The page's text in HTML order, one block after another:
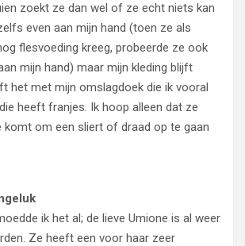
zoekt ze dan wel of ze echt niets kan
even aan mijn hand (toen ze als
flesvoeding kreeg, probeerde ze ook
mijn hand) maar mijn kleding blijft
het met mijn omslagdoek die ik vooral
heeft franjes. Ik hoop alleen dat ze
komt om een sliert of draad op te gaan
ik het al; de lieve Umione is al weer
Ze heeft een voor haar zeer